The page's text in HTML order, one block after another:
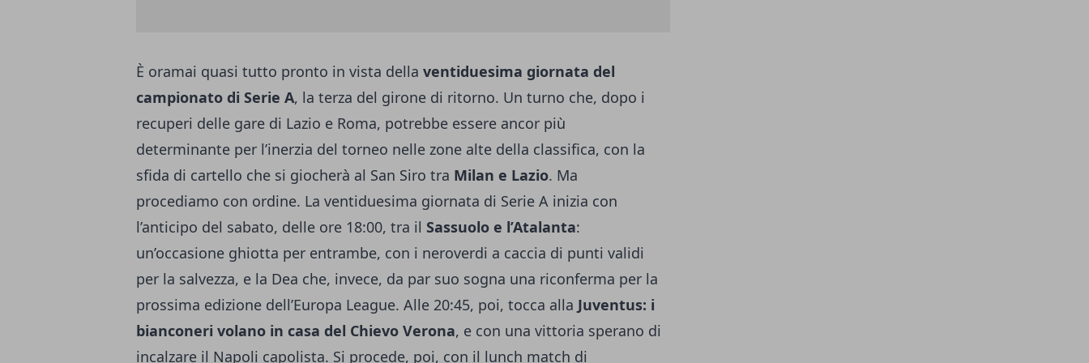
È oramai quasi tutto pronto in vista della ventiduesima giornata del
campionato di Serie A, la terza del girone di ritorno. Un turno che, dopo i
recuperi delle gare di Lazio e Roma, potrebbe essere ancor più
determinante per l’inerzia del torneo nelle zone alte della classifica, con la
sfida di cartello che si giocherà al San Siro tra Milan e Lazio. Ma
procediamo con ordine. La ventiduesima giornata di Serie A inizia con
l’anticipo del sabato, delle ore 18:00, tra il Sassuolo e l’Atalanta:
un’occasione ghiotta per entrambe, con i neroverdi a caccia di punti validi
per la salvezza, e la Dea che, invece, da par suo sogna una riconferma per la
prossima edizione dell’Europa League. Alle 20:45, poi, tocca alla Juventus: i
bianconeri volano in casa del Chievo Verona, e con una vittoria sperano di
incalzare il Napoli capolista. Si procede, poi, con il lunch match di